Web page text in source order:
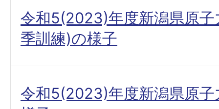
令和5(2023)年度新潟県原子
季訓練)の様子
令和5(2023)年度新潟県原子